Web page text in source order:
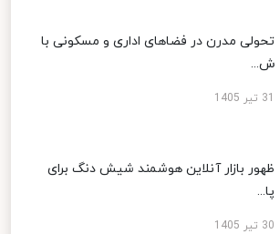
تحولی مدرن در فضاهای اداری و مسکونی با
ش...
ظهور بازار آنلاین هوشمند شیش دنگ برای
پا...
30 تیر 1405